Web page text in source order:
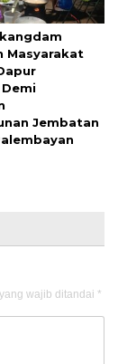
Masyarakat
Jembatan
wajib ditandai *